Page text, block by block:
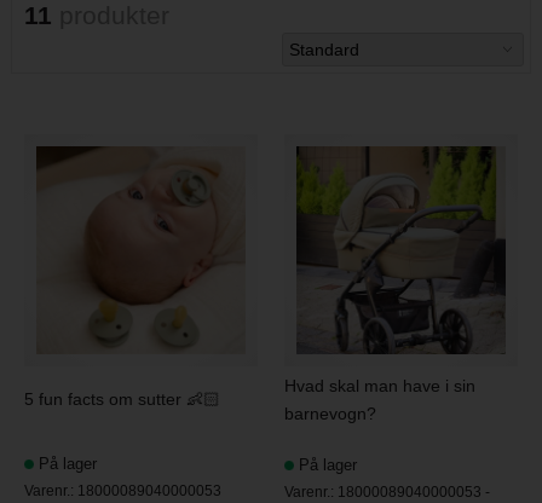
11
5 fun facts om sutter 👶🏻
På lager
Varenr.: 18000089040000053
Hvad skal man have i sin
barnevogn?
På lager
Varenr.: 18000089040000053 -